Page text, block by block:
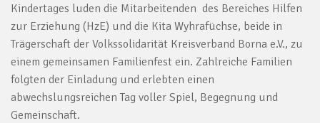
Kindertages luden die Mitarbeitenden des Bereiches Hilfen
zur Erziehung (HzE) und die Kita Wyhrafüchse, beide in
Trägerschaft der Volkssolidarität Kreisverband Borna e.V., zu
einem gemeinsamen Familienfest ein. Zahlreiche Familien
folgten der Einladung und erlebten einen
abwechslungsreichen Tag voller Spiel, Begegnung und
Gemeinschaft.